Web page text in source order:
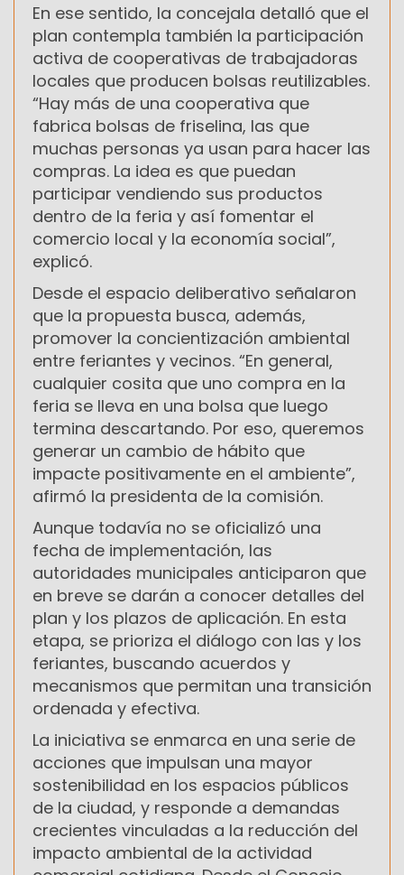
En ese sentido, la concejala detalló que el
plan contempla también la participación
activa de cooperativas de trabajadoras
locales que producen bolsas reutilizables.
“Hay más de una cooperativa que
fabrica bolsas de friselina, las que
muchas personas ya usan para hacer las
compras. La idea es que puedan
participar vendiendo sus productos
dentro de la feria y así fomentar el
comercio local y la economía social”,
explicó.
Desde el espacio deliberativo señalaron
que la propuesta busca, además,
promover la concientización ambiental
entre feriantes y vecinos. “En general,
cualquier cosita que uno compra en la
feria se lleva en una bolsa que luego
termina descartando. Por eso, queremos
generar un cambio de hábito que
impacte positivamente en el ambiente”,
afirmó la presidenta de la comisión.
Aunque todavía no se oficializó una
fecha de implementación, las
autoridades municipales anticiparon que
en breve se darán a conocer detalles del
plan y los plazos de aplicación. En esta
etapa, se prioriza el diálogo con las y los
feriantes, buscando acuerdos y
mecanismos que permitan una transición
ordenada y efectiva.
La iniciativa se enmarca en una serie de
acciones que impulsan una mayor
sostenibilidad en los espacios públicos
de la ciudad, y responde a demandas
crecientes vinculadas a la reducción del
impacto ambiental de la actividad